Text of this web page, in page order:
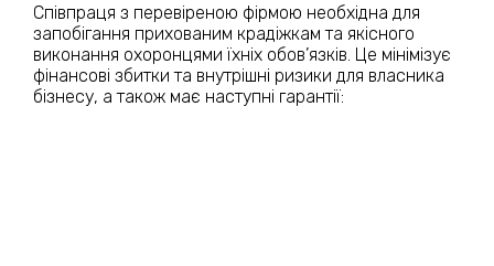
Співпраця з перевіреною фірмою необхідна для
запобігання прихованим крадіжкам та якісного
виконання охоронцями їхніх обов’язків. Це мінімізує
фінансові збитки та внутрішні ризики для власника
бізнесу, а також має наступні гарантії: